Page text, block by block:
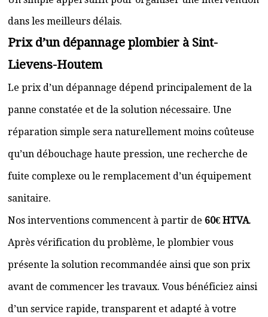
dans les meilleurs délais.
Prix d’un dépannage plombier à Sint-
Lievens-Houtem
Le prix d’un dépannage dépend principalement de la
panne constatée et de la solution nécessaire. Une
réparation simple sera naturellement moins coûteuse
qu’un débouchage haute pression, une recherche de
fuite complexe ou le remplacement d’un équipement
sanitaire.
Nos interventions commencent à partir de 60€ HTVA.
Après vérification du problème, le plombier vous
présente la solution recommandée ainsi que son prix
avant de commencer les travaux. Vous bénéficiez ainsi
d’un service rapide, transparent et adapté à votre